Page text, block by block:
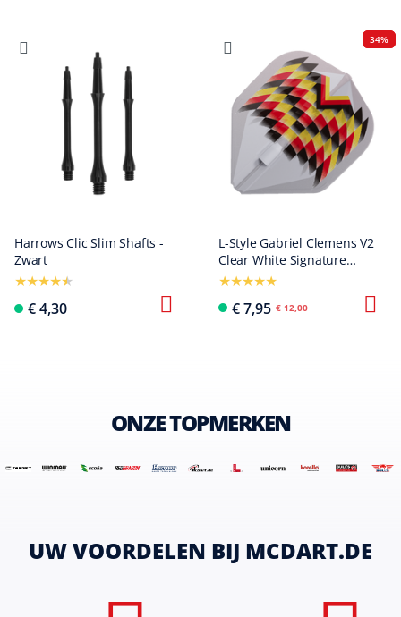
Harrows Clic Slim Shafts -
Zwart
€ 4,30
34%
L-Style Gabriel Clemens V2
Clear White Signature
Champagne L1EZ Flights
€ 7,95 € 12,00
ONZE TOPMERKEN
UW VOORDELEN BIJ MCDART.DE